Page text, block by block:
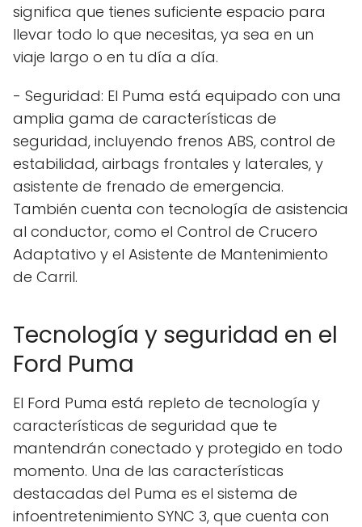
significa que tienes suficiente espacio para
llevar todo lo que necesitas, ya sea en un
viaje largo o en tu día a día.
- Seguridad: El Puma está equipado con una
amplia gama de características de
seguridad, incluyendo frenos ABS, control de
estabilidad, airbags frontales y laterales, y
asistente de frenado de emergencia.
También cuenta con tecnología de asistencia
al conductor, como el Control de Crucero
Adaptativo y el Asistente de Mantenimiento
de Carril.
Tecnología y seguridad en el
Ford Puma
El Ford Puma está repleto de tecnología y
características de seguridad que te
mantendrán conectado y protegido en todo
momento. Una de las características
destacadas del Puma es el sistema de
infoentretenimiento SYNC 3, que cuenta con